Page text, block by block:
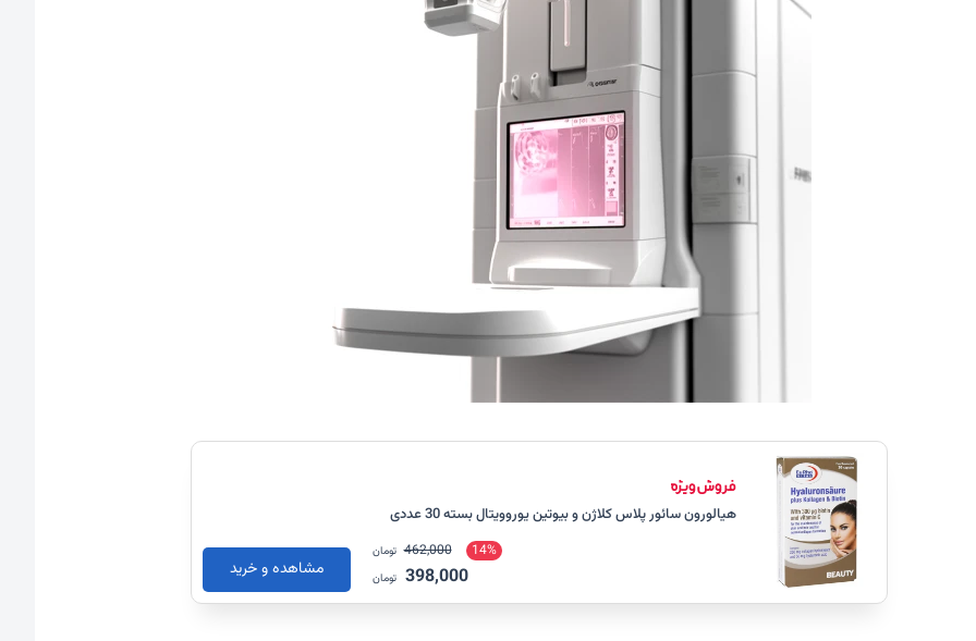
هیالورون سائور پلاس کلاژن و بیوتین یوروویتال بسته 30 عددی
14%
462,000 تومان
398,000 تومان مشاهده و خرید